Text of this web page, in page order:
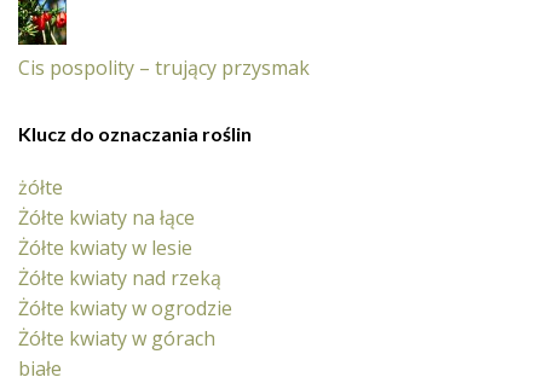
Cis pospolity – trujący przysmak
Klucz do oznaczania roślin
żółte
Żółte kwiaty na łące
Żółte kwiaty w lesie
Żółte kwiaty nad rzeką
Żółte kwiaty w ogrodzie
Żółte kwiaty w górach
białe